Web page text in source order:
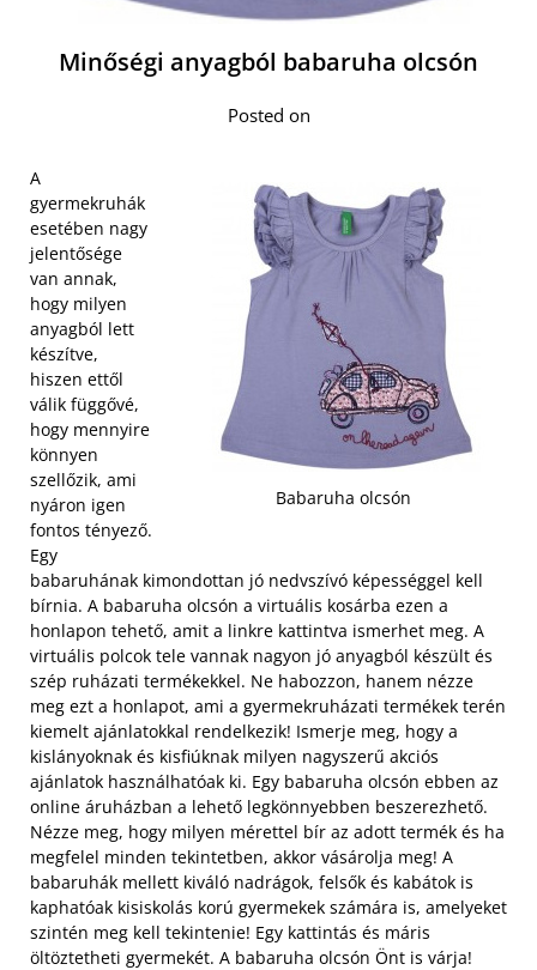
Minőségi anyagból babaruha olcsón
Posted on
Babaruha olcsón
A
gyermekruhák
esetében nagy
jelentősége
van annak,
hogy milyen
anyagból lett
készítve,
hiszen ettől
válik függővé,
hogy mennyire
könnyen
szellőzik, ami
nyáron igen
fontos tényező.
Egy
babaruhának kimondottan jó nedvszívó képességgel kell
bírnia. A babaruha olcsón a virtuális kosárba ezen a
honlapon tehető, amit a linkre kattintva ismerhet meg. A
virtuális polcok tele vannak nagyon jó anyagból készült és
szép ruházati termékekkel. Ne habozzon, hanem nézze
meg ezt a honlapot, ami a gyermekruházati termékek terén
kiemelt ajánlatokkal rendelkezik! Ismerje meg, hogy a
kislányoknak és kisfiúknak milyen nagyszerű akciós
ajánlatok használhatóak ki. Egy babaruha olcsón ebben az
online áruházban a lehető legkönnyebben beszerezhető.
Nézze meg, hogy milyen mérettel bír az adott termék és ha
megfelel minden tekintetben, akkor vásárolja meg! A
babaruhák mellett kiváló nadrágok, felsők és kabátok is
kaphatóak kisiskolás korú gyermekek számára is, amelyeket
szintén meg kell tekintenie! Egy kattintás és máris
öltöztetheti gyermekét. A babaruha olcsón Önt is várja!